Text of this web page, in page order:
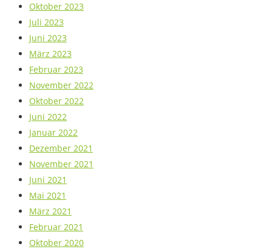
Oktober 2023
Juli 2023
Juni 2023
März 2023
Februar 2023
November 2022
Oktober 2022
Juni 2022
Januar 2022
Dezember 2021
November 2021
Juni 2021
Mai 2021
März 2021
Februar 2021
Oktober 2020